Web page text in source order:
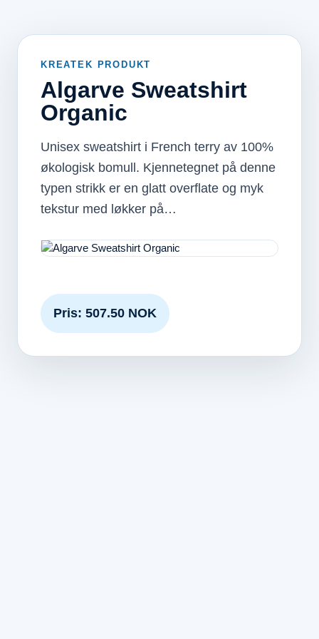
KREATEK PRODUKT
Algarve Sweatshirt
Organic
Unisex sweatshirt i French terry av 100%
økologisk bomull. Kjennetegnet på denne
typen strikk er en glatt overflate og myk
tekstur med løkker på…
Pris: 507.50 NOK